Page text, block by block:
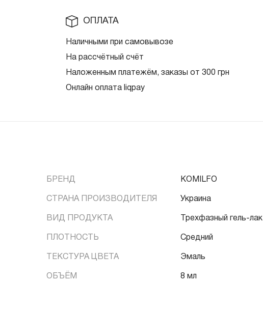
ОПЛАТА
Наличными при самовывозе
На рассчётный счёт
Наложенным платежём, заказы от 300 грн
Онлайн оплата liqpay
БРЕНД KOMILFO
СТРАНА ПРОИЗВОДИТЕЛЯ Украина
ВИД ПРОДУКТА Трехфазный гель-лак
ПЛОТНОСТЬ Средний
ТЕКСТУРА ЦВЕТА Эмаль
ОБЪЁМ 8 мл